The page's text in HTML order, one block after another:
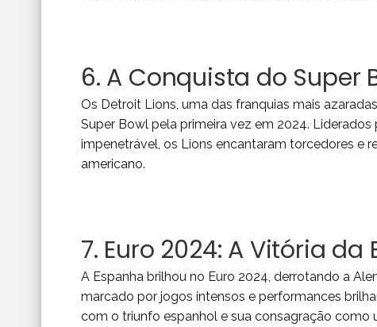
6. A Conquista do Super
Os Detroit Lions, uma das franquias mais
Super Bowl pela primeira vez em 2024.
impenetrável, os Lions encantaram torcedores e
americano.
7. Euro 2024: A Vitória da
A Espanha brilhou no Euro 2024, derrotando a
marcado por jogos intensos e performances
com o triunfo espanhol e sua consagração como